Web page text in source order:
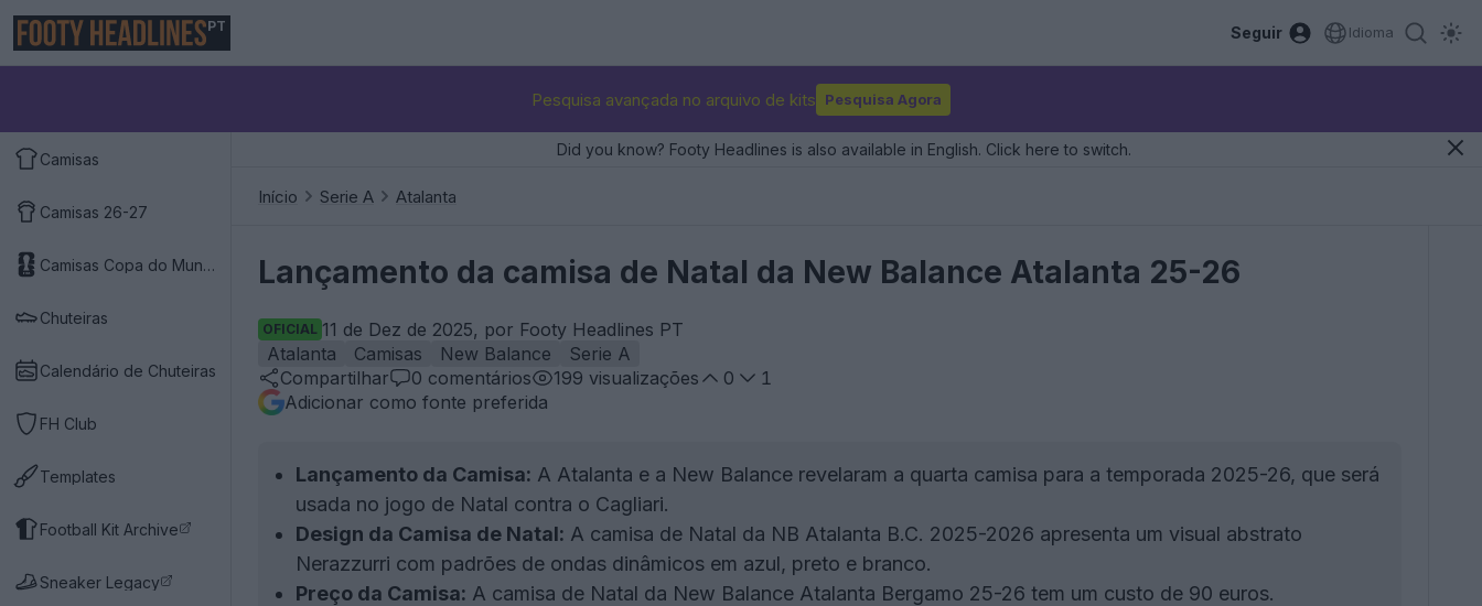
PT Seguir Idioma
Pesquisa avançada no arquivo de kits Pesquisa Agora
Camisas
Camisas 26-27
Camisas Copa do Mundo 2026
Chuteiras
Calendário de Chuteiras
FH Club
Templates
Football Kit Archive
Sneaker Legacy
Did you know? Footy Headlines is also available in English. Click here to switch.
Início Serie A Atalanta
Lançamento da camisa de Natal da New Balance Atalanta 25-26
OFICIAL 11 de Dez de 2025, por Footy Headlines PT
Atalanta
Camisas New Balance
Serie A
Compartilhar
0 comentários 199 visualizações 0
1
Adicionar como fonte preferida
Lançamento da Camisa: A Atalanta e a New Balance revelaram a quarta camisa para a temporada 2025-26, que será
usada no jogo de Natal contra o Cagliari.
Design da Camisa de Natal: A camisa de Natal da NB Atalanta B.C. 2025-2026 apresenta um visual abstrato
Nerazzurri com padrões de ondas dinâmicos em azul, preto e branco.
Preço da Camisa: A camisa de Natal da New Balance Atalanta Bergamo 25-26 tem um custo de 90 euros.